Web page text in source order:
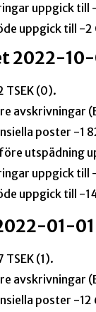
uppgick till
uppgick till -2
2022-
(0).
avskrivningar
poster -1
utspädning
uppgick till
uppgick till -
01-
(1).
avskrivningar
poster -12